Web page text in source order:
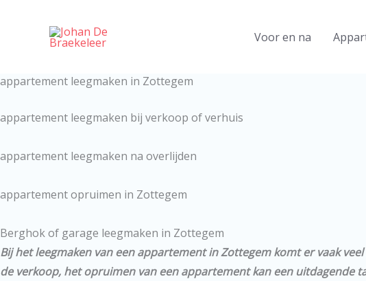
Voor en na
appartement leegmaken in Zottegem
appartement leegmaken bij verkoop of verhuis
appartement leegmaken na overlijden
appartement opruimen in Zottegem
Berghok of garage leegmaken in Zottegem
Bij het leegmaken van een appartement in Zottegem komt er vaak
de verkoop, het opruimen van een appartement kan een uitdagende